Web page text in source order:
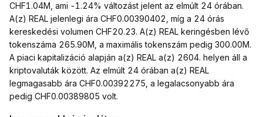
CHF1.04M, ami -1.24% változást jelent az elmúlt 24 órában.
A(z) REAL jelenlegi ára CHF0.00390402, míg a 24 órás
kereskedési volumen CHF20.23. A(z) REAL keringésben lévő
tokenszáma 265.90M, a maximális tokenszám pedig 300.00M.
A piaci kapitalizáció alapján a(z) REAL a(z) 2604. helyen áll a
kriptovaluták között. Az elmúlt 24 órában a(z) REAL
legmagasabb ára CHF0.00392275, a legalacsonyabb ára
pedig CHF0.00389805 volt.